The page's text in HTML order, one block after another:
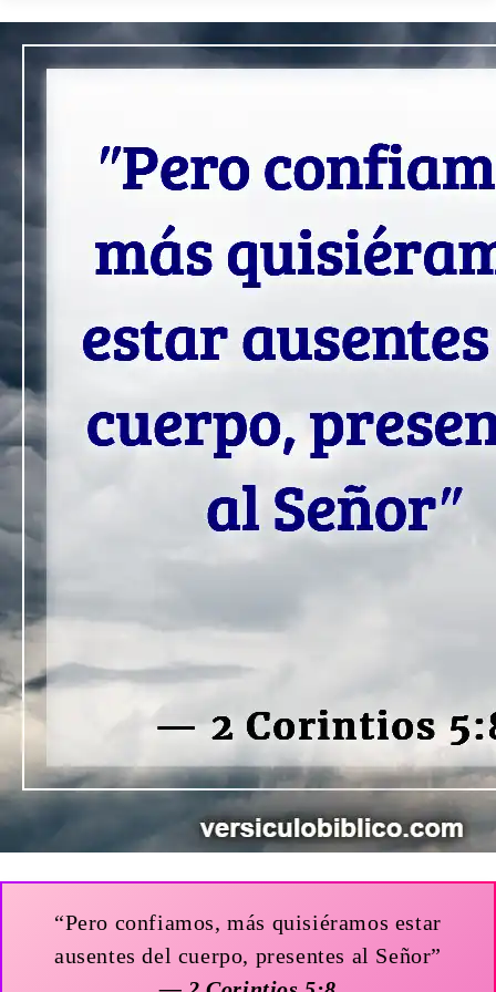
“Pero confiamos, más quisiéramos estar
ausentes del cuerpo, presentes al Señor”